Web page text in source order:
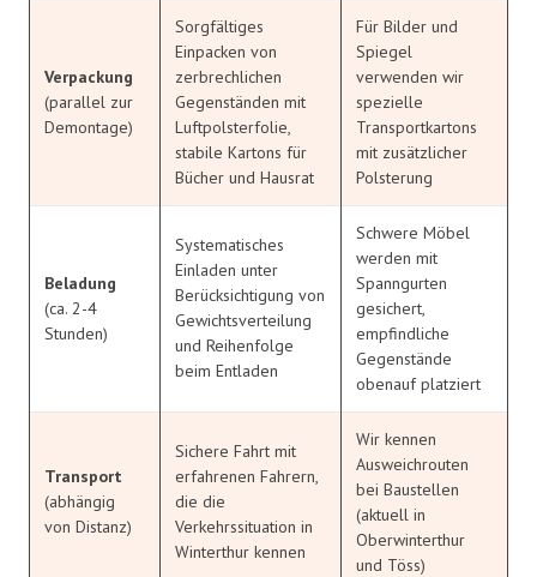
Verpackung
(parallel zur
Demontage)
Sorgfältiges
Einpacken von
zerbrechlichen
Gegenständen mit
Luftpolsterfolie,
stabile Kartons für
Bücher und Hausrat
Für Bilder und
Spiegel
verwenden wir
spezielle
Transportkartons
mit zusätzlicher
Polsterung
Beladung
(ca. 2-4
Stunden)
Systematisches
Einladen unter
Berücksichtigung von
Gewichtsverteilung
und Reihenfolge
beim Entladen
Schwere Möbel
werden mit
Spanngurten
gesichert,
empfindliche
Gegenstände
obenauf platziert
Transport
(abhängig
von Distanz)
Sichere Fahrt mit
erfahrenen Fahrern,
die die
Verkehrssituation in
Winterthur kennen
Wir kennen
Ausweichrouten
bei Baustellen
(aktuell in
Oberwinterthur
und Töss)